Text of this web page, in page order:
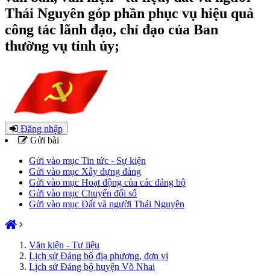
Thái Nguyên góp phần phục vụ hiệu quả
công tác lãnh đạo, chỉ đạo của Ban
thường vụ tỉnh ủy;
Đăng nhập
Gửi bài
Gửi vào mục Tin tức - Sự kiện
Gửi vào mục Xây dựng đảng
Gửi vào mục Hoạt động của các đảng bộ
Gửi vào mục Chuyển đổi số
Gửi vào mục Đất và người Thái Nguyên
Văn kiện - Tư liệu
Lịch sử Đảng bộ địa phương, đơn vị
Lịch sử Đảng bộ huyện Võ Nhai